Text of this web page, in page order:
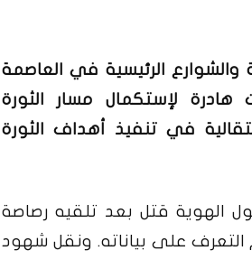
والشوارع الرئيسية في العاصمة
لإستكمال مسار الثورة
في تنفيذ أهداف الثورة
الهوية قتل بعد تلقيه رصاصة
على بياناته. ونقل شهود